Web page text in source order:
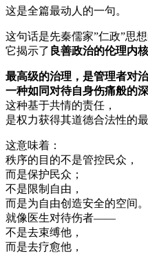
这是全篇最动人的一句。
这句话是先秦儒家”仁政”思想
它揭示了 良善政治的伦理内核
最高级的治理，是管理者对
一种如同对待自身伤痛般的
这种基于共情的责任，
是权力获得其道德合法性的最
这意味着：
秩序的目的不是管控民众，
而是保护民众；
不是限制自由，
而是为自由创造安全的空间。
就像医生对待伤者——
不是去束缚他，
而是去疗愈他，